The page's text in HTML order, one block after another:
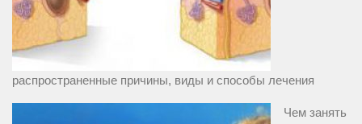
распространенные причины, виды и способы лечения
Чем занять